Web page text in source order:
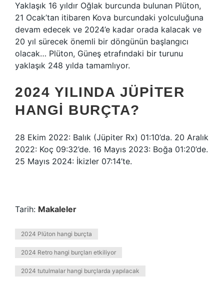
Yaklaşık 16 yıldır Oğlak burcunda bulunan Plüton,
21 Ocak’tan itibaren Kova burcundaki yolculuğuna
devam edecek ve 2024’e kadar orada kalacak ve
20 yıl sürecek önemli bir döngünün başlangıcı
olacak… Plüton, Güneş etrafındaki bir turunu
yaklaşık 248 yılda tamamlıyor.
2024 YILINDA JÜPITER
HANGI BURÇTA?
28 Ekim 2022: Balık (Jüpiter Rx) 01:10’da. 20 Aralık
2022: Koç 09:32’de. 16 Mayıs 2023: Boğa 01:20’de.
25 Mayıs 2024: İkizler 07:14’te.
Tarih: Makaleler
2024 Plüton hangi burçta
2024 Retro hangi burçları etkiliyor
2024 tutulmalar hangi burçlarda yapılacak